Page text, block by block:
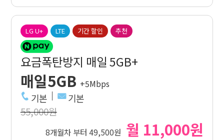
LG U+ LTE 기간 할인 추천
요금폭탄방지 매일 5GB+
매일5GB +5Mbps
기본 기본
55,000원
8개월차 부터 49,500원 월 11,000원